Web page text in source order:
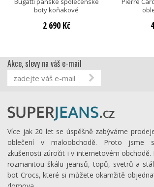
boty koňakové
2 690 Kč
Akce, slevy na váš e-mail
Více jak 20 let se úspěšně zabýváme
oblečení v maloobchodě. Proto jsme
zkušenosti zúročit i v internetovém obchodě.
rozmanitou škálu jeansů, topů, svetrů a
bot Crocs, které si můžete okamžitě